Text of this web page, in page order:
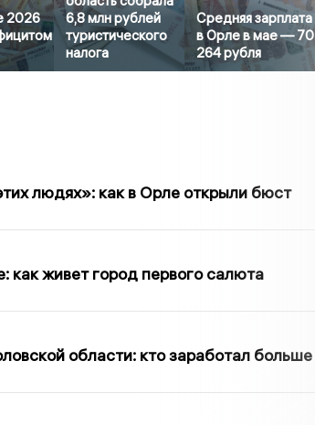
2026
6,8 млн рублей
туристического
налога
Средняя зарплата
в Орле в мае — 70
264 рубля
людях»: как в Орле открыли бюст
как живет город первого салюта
области: кто заработал больше